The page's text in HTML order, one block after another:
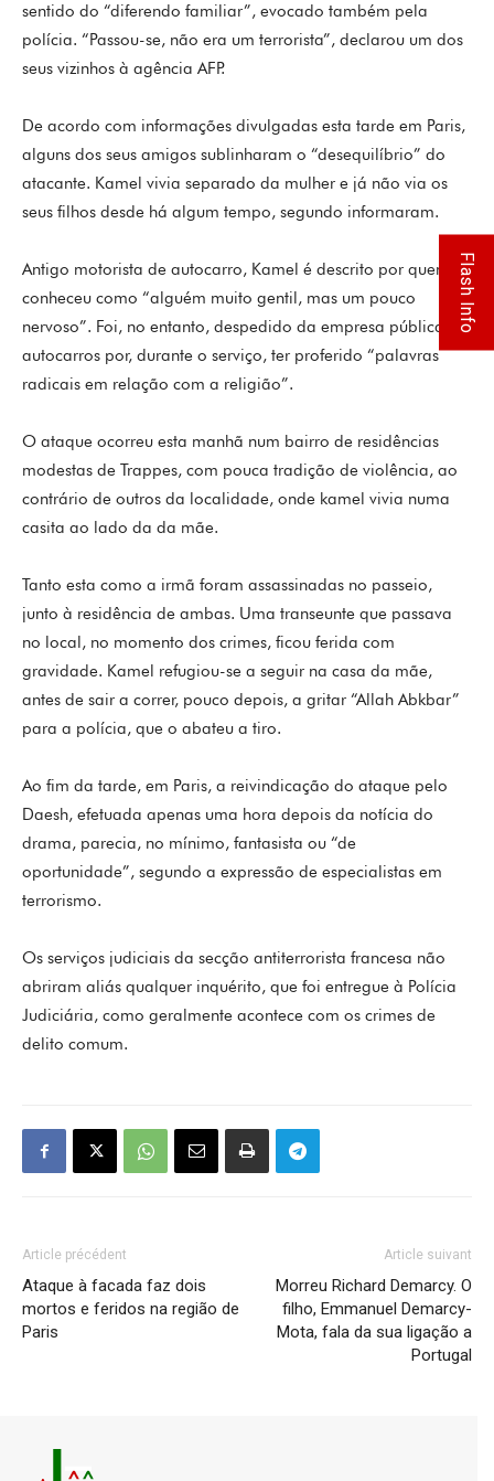
sentido do “diferendo familiar”, evocado também pela
polícia. “Passou-se, não era um terrorista”, declarou um dos
seus vizinhos à agência AFP.
De acordo com informações divulgadas esta tarde em Paris,
alguns dos seus amigos sublinharam o “desequilíbrio” do
atacante. Kamel vivia separado da mulher e já não via os
seus filhos desde há algum tempo, segundo informaram.
Antigo motorista de autocarro, Kamel é descrito por quem o
conheceu como “alguém muito gentil, mas um pouco
nervoso”. Foi, no entanto, despedido da empresa pública de
autocarros por, durante o serviço, ter proferido “palavras
radicais em relação com a religião”.
O ataque ocorreu esta manhã num bairro de residências
modestas de Trappes, com pouca tradição de violência, ao
contrário de outros da localidade, onde kamel vivia numa
casita ao lado da da mãe.
Tanto esta como a irmã foram assassinadas no passeio,
junto à residência de ambas. Uma transeunte que passava
no local, no momento dos crimes, ficou ferida com
gravidade. Kamel refugiou-se a seguir na casa da mãe,
antes de sair a correr, pouco depois, a gritar “Allah Abkbar”
para a polícia, que o abateu a tiro.
Ao fim da tarde, em Paris, a reivindicação do ataque pelo
Daesh, efetuada apenas uma hora depois da notícia do
drama, parecia, no mínimo, fantasista ou “de
oportunidade”, segundo a expressão de especialistas em
terrorismo.
Os serviços judiciais da secção antiterrorista francesa não
abriram aliás qualquer inquérito, que foi entregue à Polícia
Judiciária, como geralmente acontece com os crimes de
delito comum.
Article précédent
Ataque à facada faz dois
mortos e feridos na região de
Paris
Article suivant
Morreu Richard Demarcy. O
filho, Emmanuel Demarcy-
Mota, fala da sua ligação a
Portugal
Flash Info